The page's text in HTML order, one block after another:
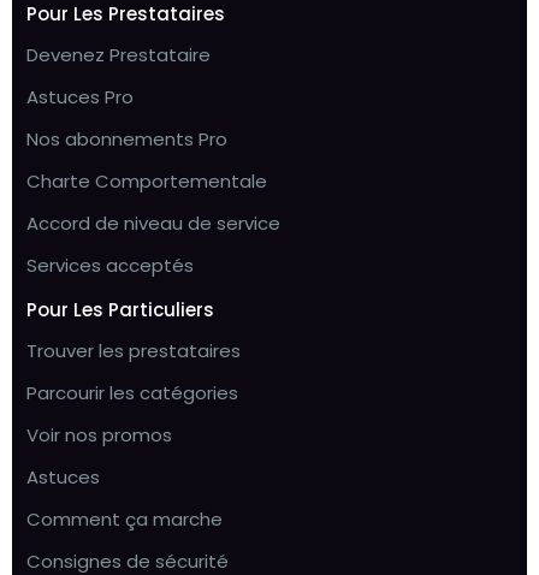
Pour Les Prestataires
Devenez Prestataire
Astuces Pro
Nos abonnements Pro
Charte Comportementale
Accord de niveau de service
Services acceptés
Pour Les Particuliers
Trouver les prestataires
Parcourir les catégories
Voir nos promos
Astuces
Comment ça marche
Consignes de sécurité